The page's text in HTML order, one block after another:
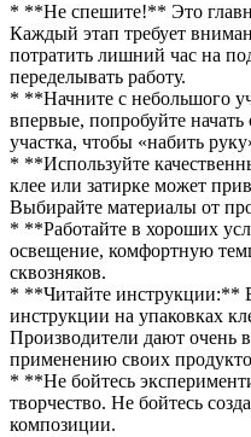
* **Не спешите!** Это
Каждый этап требует
потратить лишний час на
переделывать работу.
* **Начните с небольшого
впервые, попробуйте
участка, чтобы «набить
* **Используйте
клее или затирке может
Выбирайте материалы от
* **Работайте в хороших
освещение, комфортную
сквозняков.
* **Читайте инструкции:**
инструкции на упаковках
Производители дают очень
применению своих
* **Не бойтесь
творчество. Не бойтесь
композиции.